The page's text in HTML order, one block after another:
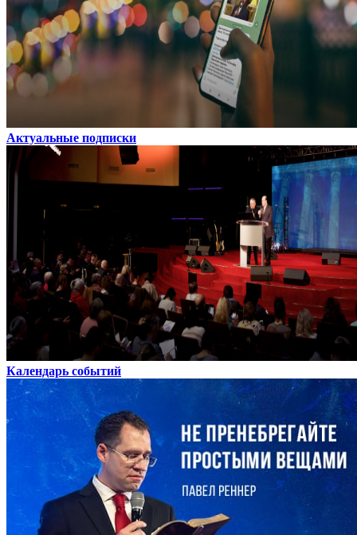
Актуальные подписки
Календарь событий